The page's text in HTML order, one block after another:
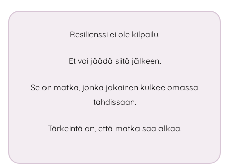
Resilienssi ei ole kilpailu.
Et voi jäädä siitä jälkeen.
Se on matka, jonka jokainen kulkee omassa
tahdissaan.
Tärkeintä on, että matka saa alkaa.